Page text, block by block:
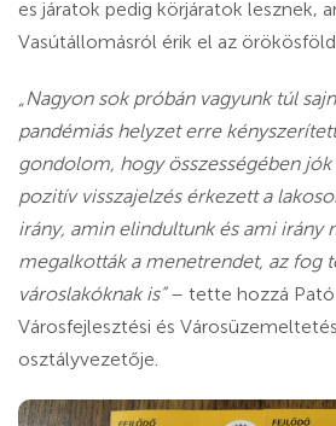
es járatok pedig körjáratok lesznek,
Vasútállomásról érik el az
„Nagyon sok próbán vagyunk túl
pandémiás helyzet erre
gondolom, hogy összességében jók
pozitív visszajelzés érkezett a
irány, amin elindultunk és ami irány
megalkották a menetrendet, az fog
városlakóknak is”– tette hozzá Pató
Városfejlesztési és
osztályvezetője.